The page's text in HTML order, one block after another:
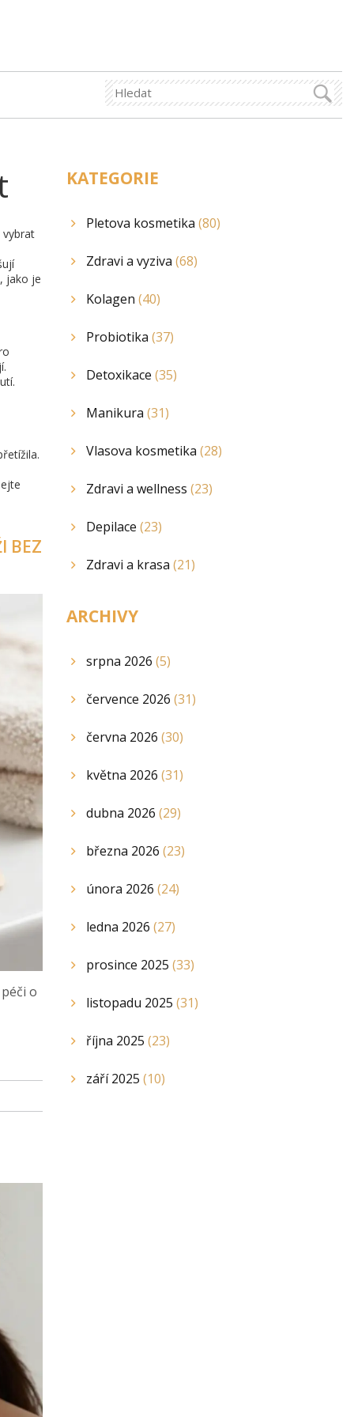
vybrat
jako je
BEZ
o
KATEGORIE
Pletova kosmetika (80)
Zdravi a vyziva (68)
Kolagen (40)
Probiotika (37)
Detoxikace (35)
Manikura (31)
Vlasova kosmetika (28)
Zdravi a wellness (23)
Depilace (23)
Zdravi a krasa (21)
ARCHIVY
srpna 2026 (5)
července 2026 (31)
června 2026 (30)
května 2026 (31)
dubna 2026 (29)
března 2026 (23)
února 2026 (24)
ledna 2026 (27)
prosince 2025 (33)
listopadu 2025 (31)
října 2025 (23)
září 2025 (10)